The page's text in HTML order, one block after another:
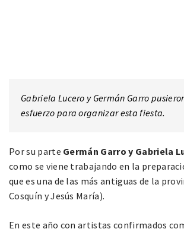
Gabriela Lucero y Germán Garro
esfuerzo para organizar esta fiesta.
Por su parte Germán Garro y Gabriela
como se viene trabajando en la
que es una de las más antiguas de la
Cosquín y Jesús María).
En este año con artistas confirmados